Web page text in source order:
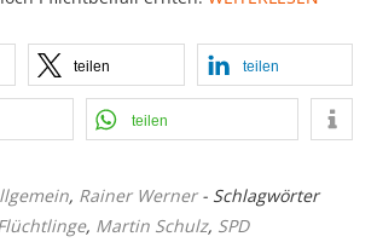
teilen teilen
teilen
, Rainer Werner - Schlagwörter
, Martin Schulz, SPD